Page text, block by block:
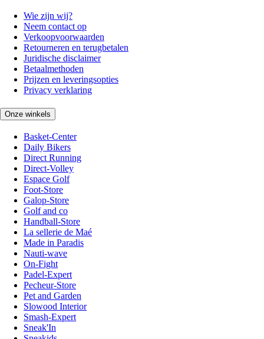
Wie zijn wij?
Neem contact op
Verkoopvoorwaarden
Retourneren en terugbetalen
Juridische disclaimer
Betaalmethoden
Prijzen en leveringsopties
Privacy verklaring
Onze winkels
Basket-Center
Daily Bikers
Direct Running
Direct-Volley
Espace Golf
Foot-Store
Galop-Store
Golf and co
Handball-Store
La sellerie de Maé
Made in Paradis
Nauti-wave
On-Fight
Padel-Expert
Pecheur-Store
Pet and Garden
Slowood Interior
Smash-Expert
Sneak'In